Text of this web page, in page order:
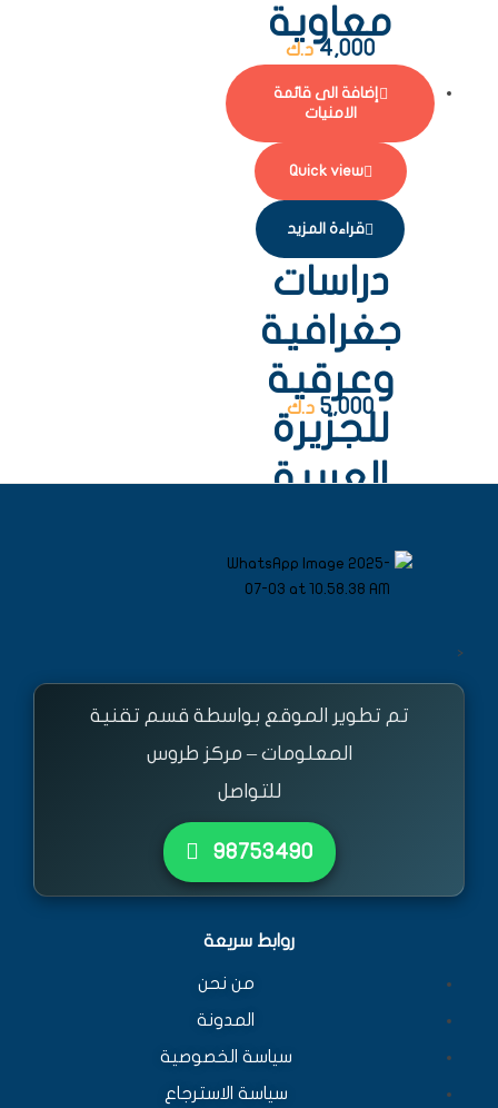
معاوية
4,000 د.ك
إضافة الى قائمة
الامنيات
Quick view
قراءة المزيد
دراسات
جغرافية
وعرقية
للجزيرة
العربية
5,000 د.ك
<
تم تطوير الموقع بواسطة قسم تقنية
المعلومات – مركز طروس
للتواصل
٩٨٧٥٣٤٩٠
روابط سريعة
من نحن
المدونة
سياسة الخصوصية
سياسة الاسترجاع